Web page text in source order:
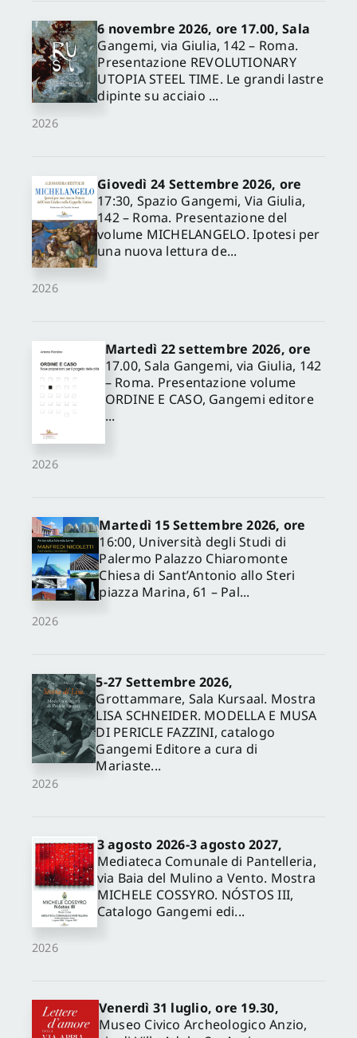
2026
6 novembre 2026, ore 17.00, Sala
Gangemi, via Giulia, 142 – Roma.
Presentazione REVOLUTIONARY
UTOPIA STEEL TIME. Le grandi lastre
dipinte su acciaio ...
2026
Giovedì 24 Settembre 2026, ore
17:30, Spazio Gangemi, Via Giulia,
142 – Roma. Presentazione del
volume MICHELANGELO. Ipotesi per
una nuova lettura de...
2026
Martedì 22 settembre 2026, ore
17.00, Sala Gangemi, via Giulia, 142
– Roma. Presentazione volume
ORDINE E CASO, Gangemi editore
...
2026
Martedì 15 Settembre 2026, ore
16:00, Università degli Studi di
Palermo Palazzo Chiaromonte
Chiesa di Sant’Antonio allo Steri
piazza Marina, 61 – Pal...
2026
5-27 Settembre 2026,
Grottammare, Sala Kursaal. Mostra
LISA SCHNEIDER. MODELLA E MUSA
DI PERICLE FAZZINI, catalogo
Gangemi Editore a cura di
Mariaste...
2026
3 agosto 2026-3 agosto 2027,
Mediateca Comunale di Pantelleria,
via Baia del Mulino a Vento. Mostra
MICHELE COSSYRO. NÓSTOS III,
Catalogo Gangemi edi...
Venerdì 31 luglio, ore 19.30,
Museo Civico Archeologico Anzio,